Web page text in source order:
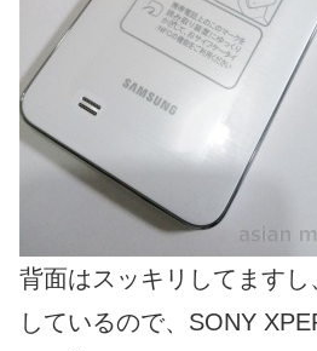
背面はスッキリしてます
しているので、SONY